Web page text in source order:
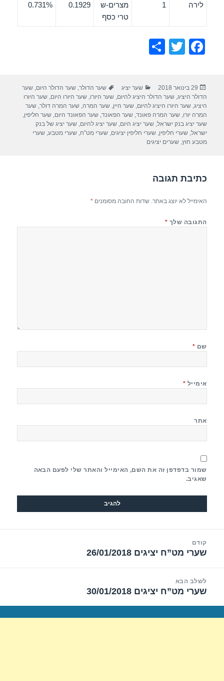
לירה 1
מצרים-ש
טרי כסף
0.1929
0.731%
F
e
b
o
o
T
er
e
פורסם
בתאריך
29 בינואר 2018 קטגוריות
שער יציג תגיות
שער הדולר,שער הדולר היום,שער
הדולר היציג,שער הדולר היציג להיום,שער היורו,שער היורו היום,שער היורו
היציג,שער היורו היציג להיום,שער היין,שער המרה,שער המרה דולר,שער
המרה יורו,שער המרה פאונד,שער הפאונד,שער הפאונד היום,שער חליפין,
שער יציג בנק ישראל,שער יציג היום,שער יציג להיום,שער יציג של בנק
ישראל,שערי חליפין,שערי חליפין יציגים,שערי מט"ח,שערי מטבע,שערי
מטבע חוץ,שערים יציגים
כתיבת תגובה
האימייל לא יוצג באתר. שדות החובה מסומנים*
התגובה שלך *
שם *
אימייל *
אתר
שמור בדפדפן זה את השם, האימייל והאתר שלי לפעם הבאה
שאגיב.
קודם
הפוסט
שערי מט”ח יציגים 26/01/2018
לשלב הבא
הפוסט
שערי מט”ח יציגים 30/01/2018